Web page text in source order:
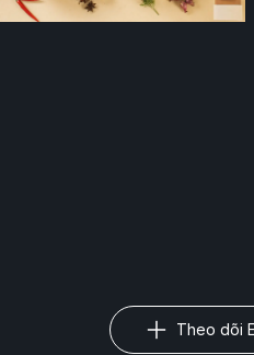
Theo dõi